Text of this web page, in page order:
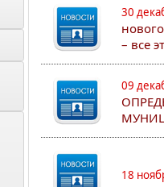
30
– все
09
18